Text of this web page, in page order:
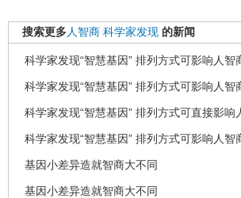
搜索更多 人智商 科学家发现 的新闻
科学家发现“智慧基因” 排列方式可影响人智
科学家发现“智慧基因” 排列方式可影响人智
科学家发现“智慧基因” 排列方式可直接影响
科学家发现“智慧基因” 排列方式可影响人智
基因小差异造就智商大不同
基因小差异造就智商大不同